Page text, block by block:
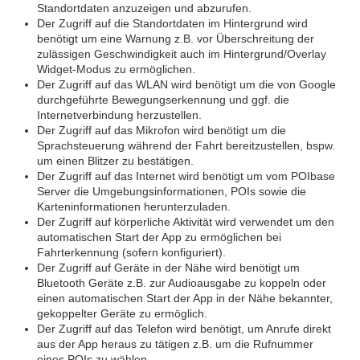
Standortdaten anzuzeigen und abzurufen.
Der Zugriff auf die Standortdaten im Hintergrund wird
benötigt um eine Warnung z.B. vor Überschreitung der
zulässigen Geschwindigkeit auch im Hintergrund/Overlay
Widget-Modus zu ermöglichen.
Der Zugriff auf das WLAN wird benötigt um die von Google
durchgeführte Bewegungserkennung und ggf. die
Internetverbindung herzustellen.
Der Zugriff auf das Mikrofon wird benötigt um die
Sprachsteuerung während der Fahrt bereitzustellen, bspw.
um einen Blitzer zu bestätigen.
Der Zugriff auf das Internet wird benötigt um vom POIbase
Server die Umgebungsinformationen, POIs sowie die
Karteninformationen herunterzuladen.
Der Zugriff auf körperliche Aktivität wird verwendet um den
automatischen Start der App zu ermöglichen bei
Fahrterkennung (sofern konfiguriert).
Der Zugriff auf Geräte in der Nähe wird benötigt um
Bluetooth Geräte z.B. zur Audioausgabe zu koppeln oder
einen automatischen Start der App in der Nähe bekannter,
gekoppelter Geräte zu ermöglich.
Der Zugriff auf das Telefon wird benötigt, um Anrufe direkt
aus der App heraus zu tätigen z.B. um die Rufnummer